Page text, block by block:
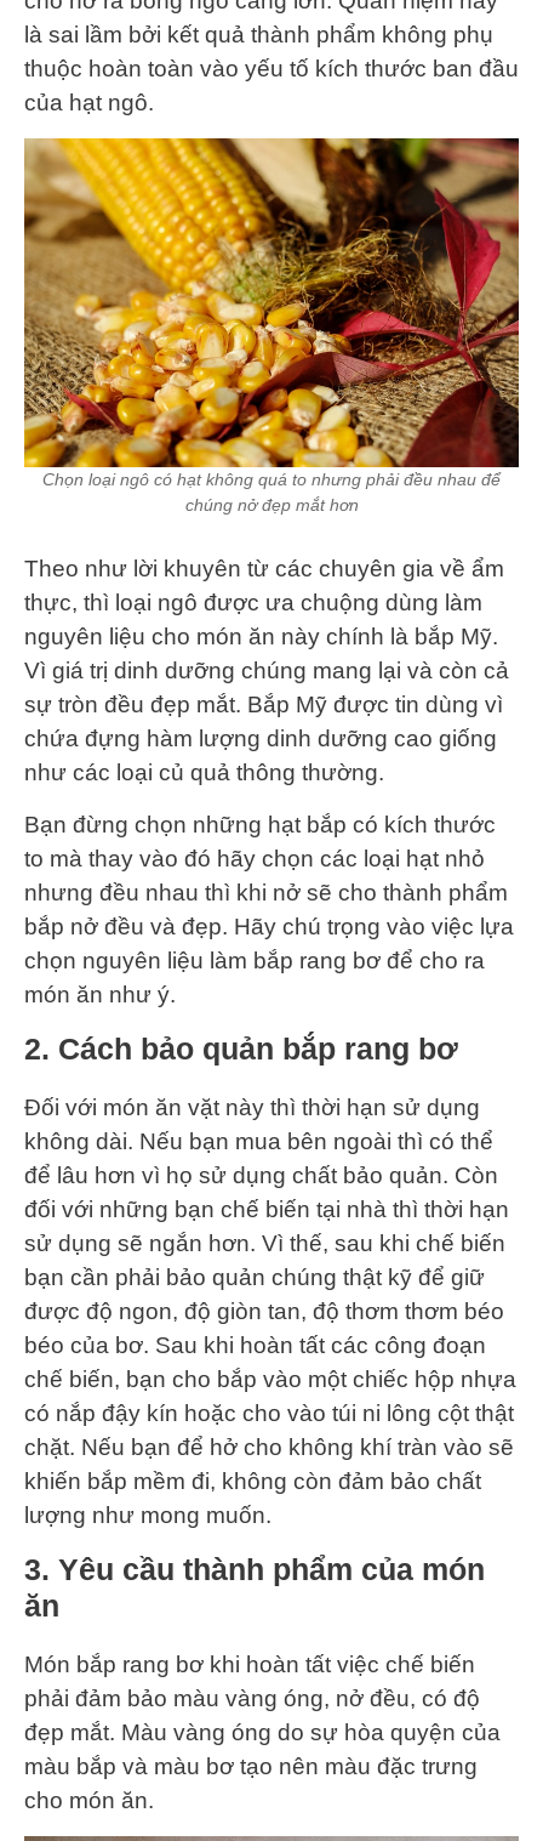
là sai lầm bởi kết quả thành phẩm không phụ
thuộc hoàn toàn vào yếu tố kích thước ban đầu
của hạt ngô.
Chọn loại ngô có hạt không quá to nhưng phải đều nhau để
chúng nở đẹp mắt hơn
Theo như lời khuyên từ các chuyên gia về ẩm
thực, thì loại ngô được ưa chuộng dùng làm
nguyên liệu cho món ăn này chính là bắp Mỹ.
Vì giá trị dinh dưỡng chúng mang lại và còn cả
sự tròn đều đẹp mắt. Bắp Mỹ được tin dùng vì
chứa đựng hàm lượng dinh dưỡng cao giống
như các loại củ quả thông thường.
Bạn đừng chọn những hạt bắp có kích thước
to mà thay vào đó hãy chọn các loại hạt nhỏ
nhưng đều nhau thì khi nở sẽ cho thành phẩm
bắp nở đều và đẹp. Hãy chú trọng vào việc lựa
chọn nguyên liệu làm bắp rang bơ để cho ra
món ăn như ý.
2. Cách bảo quản bắp rang bơ
Đối với món ăn vặt này thì thời hạn sử dụng
không dài. Nếu bạn mua bên ngoài thì có thể
để lâu hơn vì họ sử dụng chất bảo quản. Còn
đối với những bạn chế biến tại nhà thì thời hạn
sử dụng sẽ ngắn hơn. Vì thế, sau khi chế biến
bạn cần phải bảo quản chúng thật kỹ để giữ
được độ ngon, độ giòn tan, độ thơm thơm béo
béo của bơ. Sau khi hoàn tất các công đoạn
chế biến, bạn cho bắp vào một chiếc hộp nhựa
có nắp đậy kín hoặc cho vào túi ni lông cột thật
chặt. Nếu bạn để hở cho không khí tràn vào sẽ
khiến bắp mềm đi, không còn đảm bảo chất
lượng như mong muốn.
3. Yêu cầu thành phẩm của món
ăn
Món bắp rang bơ khi hoàn tất việc chế biến
phải đảm bảo màu vàng óng, nở đều, có độ
đẹp mắt. Màu vàng óng do sự hòa quyện của
màu bắp và màu bơ tạo nên màu đặc trưng
cho món ăn.